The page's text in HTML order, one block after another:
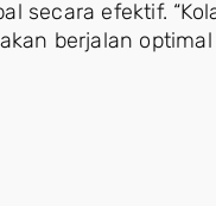
secara efektif.
berjalan